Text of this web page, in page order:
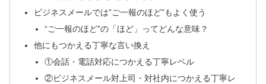
ビジネスメールでは”ご一報のほど”もよく使う
“ご一報のほど”の「ほど」ってどんな意味？
他にもつかえる丁寧な言い換え
①会話・電話対応につかえる丁寧レベル
②ビジネスメール対上司・対社内につかえる丁寧レ